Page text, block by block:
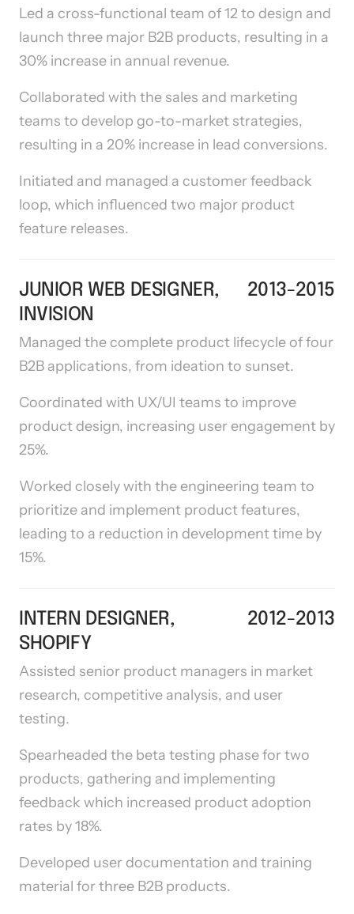
Led a cross-functional team of 12 to design and
launch three major B2B products, resulting in a
30% increase in annual revenue.
Collaborated with the sales and marketing
teams to develop go-to-market strategies,
resulting in a 20% increase in lead conversions.
Initiated and managed a customer feedback
loop, which influenced two major product
feature releases.
JUNIOR WEB DESIGNER,
INVISION
2013-2015
Managed the complete product lifecycle of four
B2B applications, from ideation to sunset.
Coordinated with UX/UI teams to improve
product design, increasing user engagement by
25%.
Worked closely with the engineering team to
prioritize and implement product features,
leading to a reduction in development time by
15%.
INTERN DESIGNER,
SHOPIFY
2012-2013
Assisted senior product managers in market
research, competitive analysis, and user
testing.
Spearheaded the beta testing phase for two
products, gathering and implementing
feedback which increased product adoption
rates by 18%.
Developed user documentation and training
material for three B2B products.